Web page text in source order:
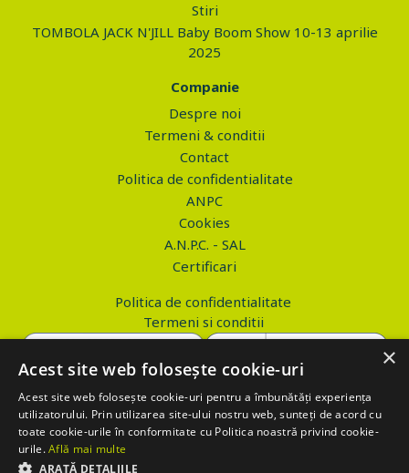
Stiri
TOMBOLA JACK N'JILL Baby Boom Show 10-13 aprilie
2025
Companie
Despre noi
Termeni & conditii
Contact
Politica de confidentialitate
ANPC
Cookies
A.N.P.C. - SAL
Certificari
Politica de confidentialitate
Termeni si conditii
Copyright © 2026 PROVA.ro
$('.btn_gdpr').click(function() { //alert('test'); var values='';
values+='action=accept-gdpr'; $.ajax({ method: "POST", url:
×
Acest site web folosește cookie-uri
Acest site web folosește cookie-uri pentru a îmbunătăți experiența
utilizatorului. Prin utilizarea site-ului nostru web, sunteți de acord cu
toate cookie-urile în conformitate cu Politica noastră privind cookie-
urile.Află mai multe
ARATĂ DETALIILE